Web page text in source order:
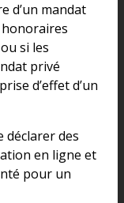
d’un mandat
si les
privé
d’effet d’un
déclarer des
en ligne et
pour un